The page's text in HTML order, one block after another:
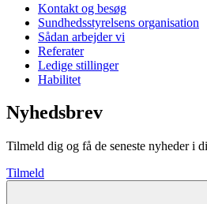
Kontakt og besøg
Sundhedsstyrelsens organisation
Sådan arbejder vi
Referater
Ledige stillinger
Habilitet
Nyhedsbrev
Tilmeld dig og få de seneste nyheder i
Tilmeld